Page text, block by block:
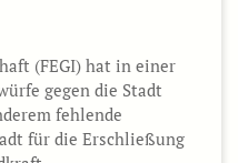
(FEGI) hat in einer
gegen die Stadt
fehlende
für die Erschließung